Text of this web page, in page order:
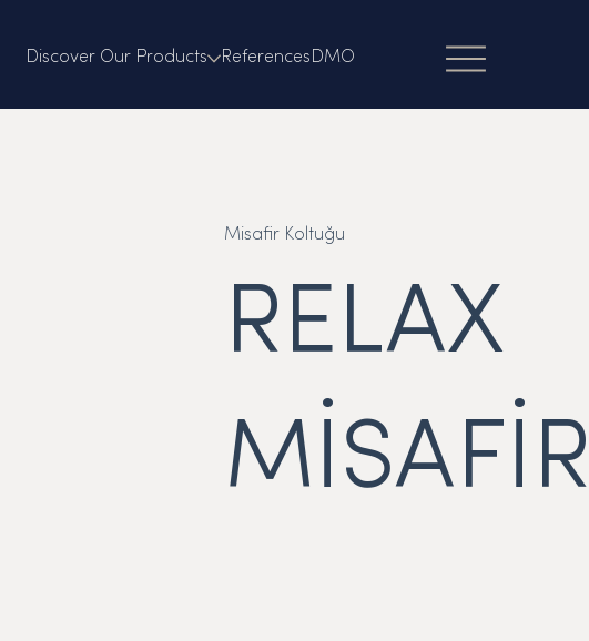
Discover Our Products References DMO
Misafir Koltuğu
RELAX
MİSAFİR